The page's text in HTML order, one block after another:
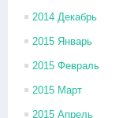
2014 Декабрь
2015 Январь
2015 Февраль
2015 Март
2015 Апрель